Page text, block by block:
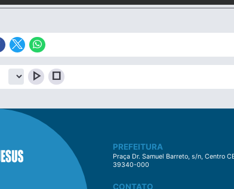
play_arrow stop
PREFEITURA
Praça Dr. Samuel Barreto, s/n, Centro
39340-000
CONTATO